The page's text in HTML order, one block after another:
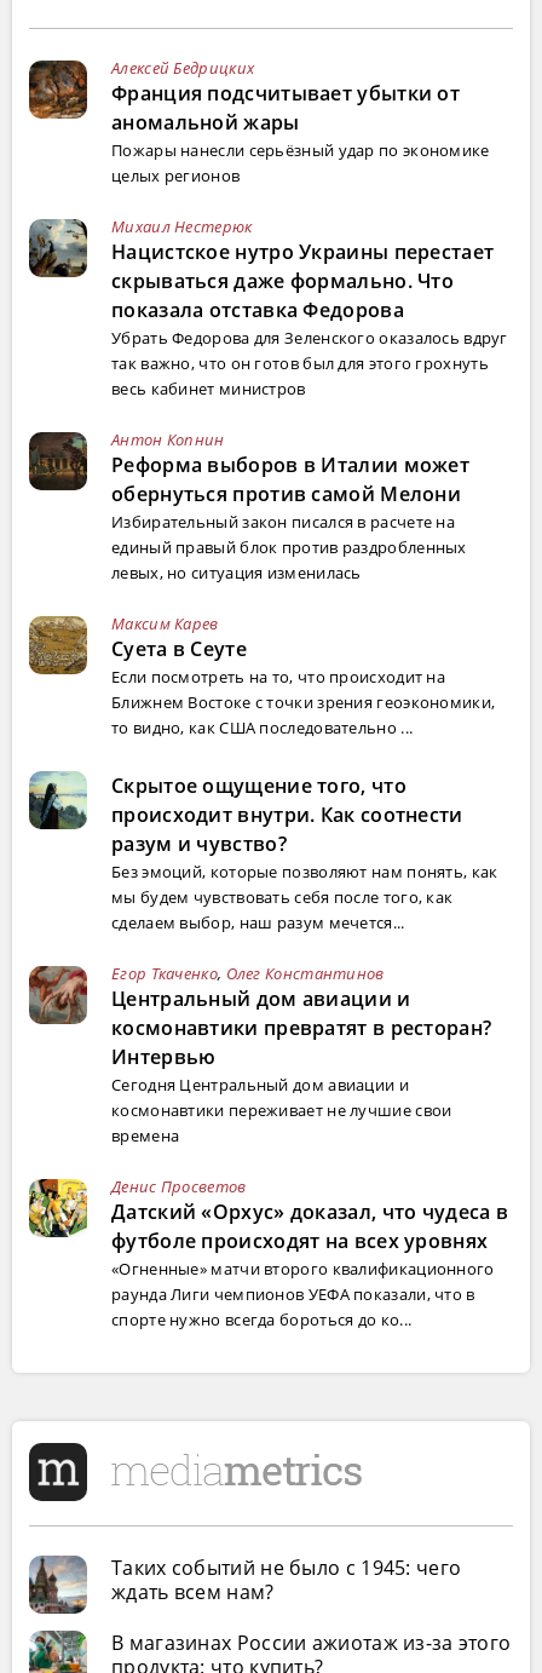
Алексей Бедрицких
Франция подсчитывает убытки от
аномальной жары
Пожары нанесли серьёзный удар по экономике
целых регионов
Михаил Нестерюк
Нацистское нутро Украины перестает
скрываться даже формально. Что
показала отставка Федорова
Убрать Федорова для Зеленского оказалось вдруг
так важно, что он готов был для этого грохнуть
весь кабинет министров
Антон Копнин
Реформа выборов в Италии может
обернуться против самой Мелони
Избирательный закон писался в расчете на
единый правый блок против раздробленных
левых, но ситуация изменилась
Максим Карев
Суета в Сеуте
Если посмотреть на то, что происходит на
Ближнем Востоке с точки зрения геоэкономики,
то видно, как США последовательно ...
Скрытое ощущение того, что
происходит внутри. Как соотнести
разум и чувство?
Без эмоций, которые позволяют нам понять, как
мы будем чувствовать себя после того, как
сделаем выбор, наш разум мечется...
Егор Ткаченко, Олег Константинов
Центральный дом авиации и
космонавтики превратят в ресторан?
Интервью
Сегодня Центральный дом авиации и
космонавтики переживает не лучшие свои
времена
Денис Просветов
Датский «Орхус» доказал, что чудеса в
футболе происходят на всех уровнях
«Огненные» матчи второго квалификационного
раунда Лиги чемпионов УЕФА показали, что в
спорте нужно всегда бороться до ко...
Таких событий не было с 1945: чего
ждать всем нам?
В магазинах России ажиотаж из-за этого
продукта: что купить?